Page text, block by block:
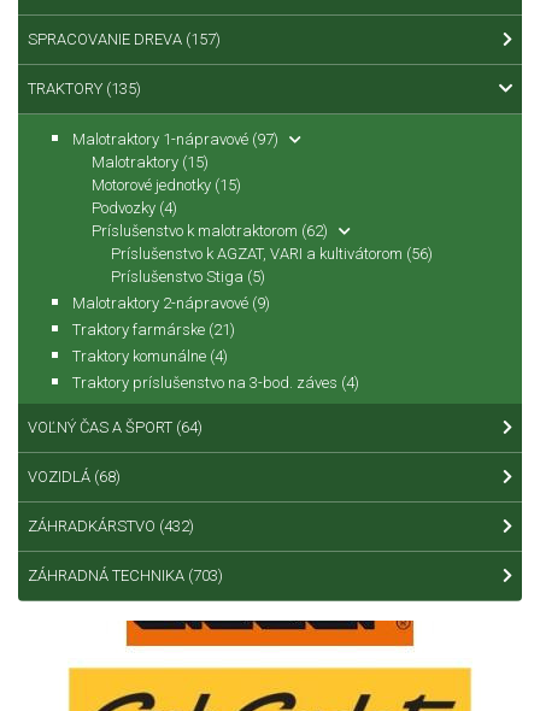
SPRACOVANIE DREVA (157)
TRAKTORY (135)
Malotraktory 1-nápravové (97)
Malotraktory (15)
Motorové jednotky (15)
Podvozky (4)
Príslušenstvo k malotraktorom (62)
Príslušenstvo k AGZAT, VARI a kultivátorom (56)
Príslušenstvo Stiga (5)
Malotraktory 2-nápravové (9)
Traktory farmárske (21)
Traktory komunálne (4)
Traktory príslušenstvo na 3-bod. záves (4)
VOĽNÝ ČAS A ŠPORT (64)
VOZIDLÁ (68)
ZÁHRADKÁRSTVO (432)
ZÁHRADNÁ TECHNIKA (703)